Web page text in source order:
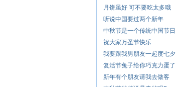
月饼虽好 可不要吃太多哦
听说中国要过两个新年
中秋节是一个传统中国节日
祝大家万圣节快乐
我要跟我男朋友一起度七夕
复活节兔子给你巧克力蛋了
新年有个朋友请我去做客